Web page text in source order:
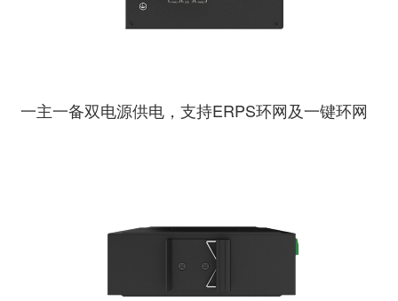
一主一备双电源供电，支持ERPS环网及一键环网